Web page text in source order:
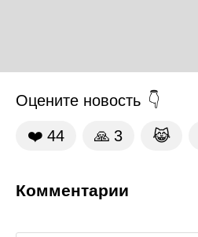
Оцените новость
❤️ 44 🙏 3 😹
Комментарии